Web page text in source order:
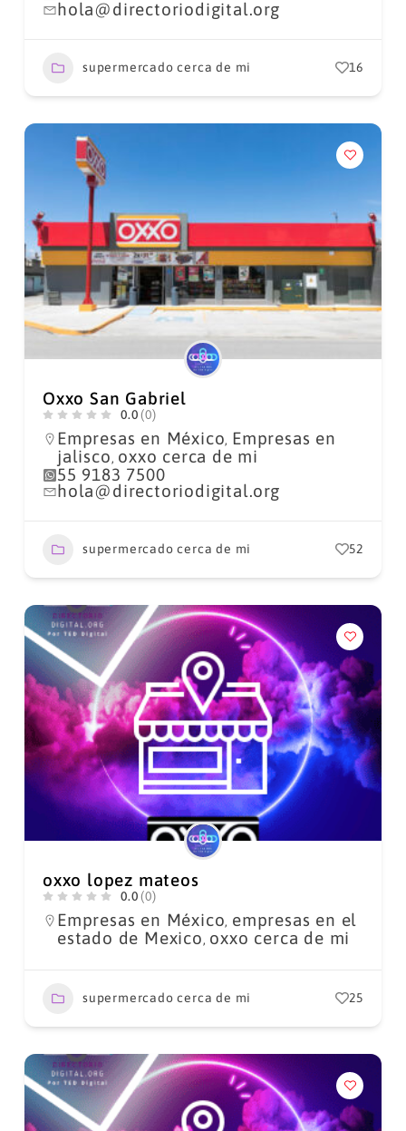
hola@directoriodigital.org
supermercado cerca de mi 16
Oxxo San Gabriel
0.0 (0)
Empresas en México, Empresas en
jalisco, oxxo cerca de mi
55 9183 7500
hola@directoriodigital.org
supermercado cerca de mi 52
oxxo lopez mateos
0.0 (0)
Empresas en México, empresas en el
estado de Mexico, oxxo cerca de mi
supermercado cerca de mi 25